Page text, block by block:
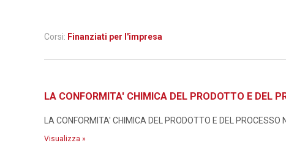
Corsi: Finanziati per l'impresa
LA CONFORMITA' CHIMICA DEL PRODOTTO E DEL
LA CONFORMITA' CHIMICA DEL PRODOTTO E DEL
Visualizza »